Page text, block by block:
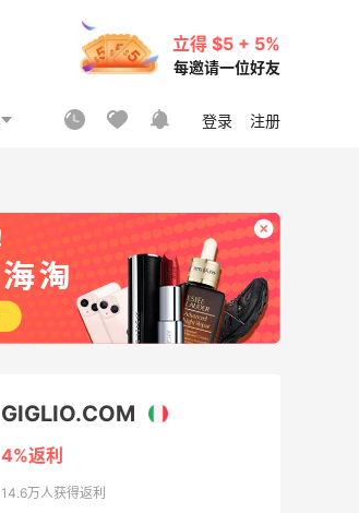
立得 $5 + 5%
每邀请一位好友
登录 注册
GIGLIO.COM
4%返利
14.6万人获得返利